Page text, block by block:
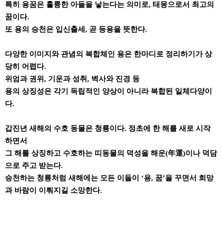
특히 용꿈은 훌륭한 아들을 낳는다는 의미로, 태몽으로서 최고의
꿈이다.
또 용의 승천은 입신출세, 곧 등용을 뜻한다.
다양한 이미지와 관념의 복합체인 용은 한마디로 정리하기가 상
당히 어렵다.
위엄과 권위, 기운과 성취, 벽사와 진경 등
용의 상징성은 각기 독립적인 양상이 아니라 복합된 일체다양이
다.
갑진년 새해의 수호 동물은 청룡이다. 정초에 한 해를 새로 시작
하면서
그 해를 상징하고 수호하는 띠동물의 덕성을 해운(年運)이나 덕담
으로 주고 받는다.
승천하는 청룡처럼 새해에는 모든 이들이 ‘용, 꿈’을 꾸면서 희망
과 바람이 이뤄지길 소망한다.